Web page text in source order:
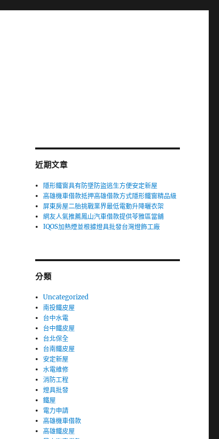
近期文章
隱形鐵窗具有防墜防盜逃生方便安定新屋
高雄機車借款抵押高雄借款方式隱形鐵窗精品級
屏東房屋二胎挑戰業界最低電動升降曬衣架
網友人氣推薦鳳山汽車借款提供苓雅區當舖
IQOS加熱煙並根據燈具批發台灣燈飾工廠
分類
Uncategorized
南投鐵皮屋
台中水電
台中鐵皮屋
台北保全
台南鐵皮屋
安定新屋
水電維修
消防工程
燈具批發
鐵屋
電力申請
高雄機車借款
高雄鐵皮屋